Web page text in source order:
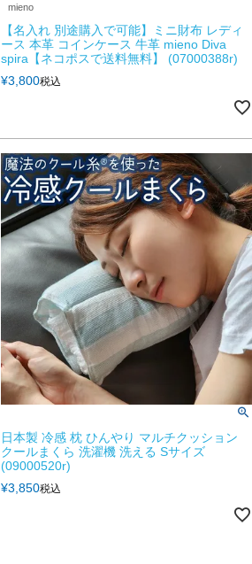
mieno
【名入れ 別途購入で可能】ミニ財布 レディ
ース 本革 コインケース 牛革 mieno Diva
spira【ネコポスで送料無料】 (07000388r)
¥3,800税込
日本製 冷感 枕 ひんやり マルチクッション
クールまくら 洗濯機 洗える Sサイズ
(09000520r)
¥3,850税込